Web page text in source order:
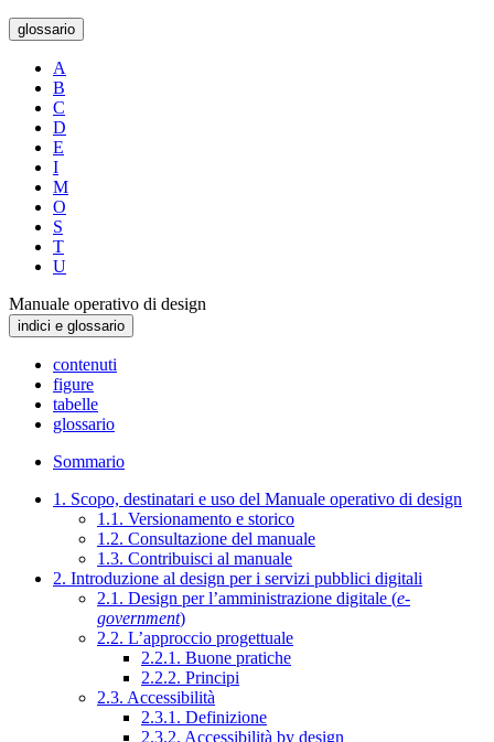
glossario
A
B
C
D
E
I
M
O
S
T
U
Manuale operativo di design
indici e glossario
contenuti
figure
tabelle
glossario
Sommario
1. Scopo, destinatari e uso del Manuale operativo di design
1.1. Versionamento e storico
1.2. Consultazione del manuale
1.3. Contribuisci al manuale
2. Introduzione al design per i servizi pubblici digitali
2.1. Design per l’amministrazione digitale (e-
government)
2.2. L’approccio progettuale
2.2.1. Buone pratiche
2.2.2. Principi
2.3. Accessibilità
2.3.1. Definizione
2.3.2. Accessibilità by design